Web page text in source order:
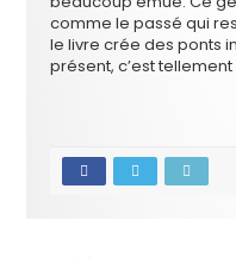
comme le passé qui
le livre crée des ponts
présent, c’est